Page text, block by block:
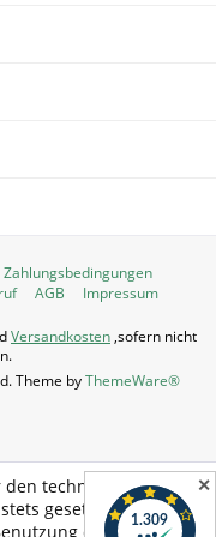
✕
Zahlungsbedingungen
AGB Impressum
Versandkosten,sofern nicht
Theme byThemeWare®
den technischen Betrieb
gesetzt werden.
dieser Website